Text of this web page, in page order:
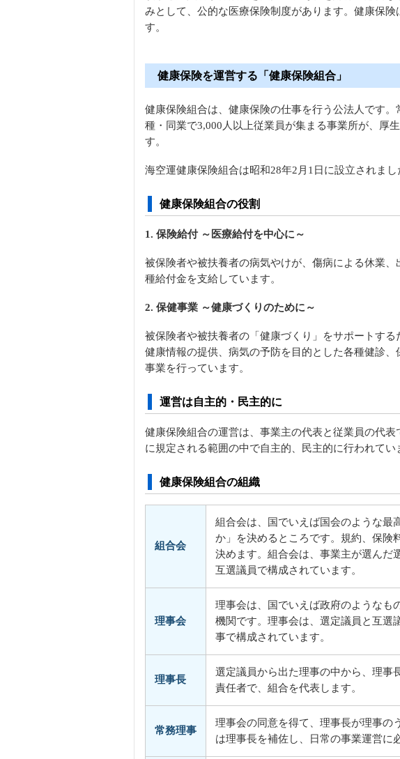
みとして、公的な医療保険制度があります。健康保
す。
健康保険を運営する「健康保険組合」
健康保険組合は、健康保険の仕事を行う公法人です
種・同業で3,000人以上従業員が集まる事業所が、厚
す。
海空運健康保険組合は昭和28年2月1日に設立されまし
健康保険組合の役割
1. 保険給付 ～医療給付を中心に～
被保険者や被扶養者の病気やけが、傷病による休業
種給付金を支給しています。
2. 保健事業 ～健康づくりのために～
被保険者や被扶養者の「健康づくり」をサポートする
健康情報の提供、病気の予防を目的とした各種健診
事業を行っています。
運営は自主的・民主的に
健康保険組合の運営は、事業主の代表と従業員の代
に規定される範囲の中で自主的、民主的に行われてい
健康保険組合の組織
組合会
組合会は、国でいえば国会のような最
か」を決めるところです。規約、保険
決めます。組合会は、事業主が選んだ
互選議員で構成されています。
理事会
理事会は、国でいえば政府のようなも
機関です。理事会は、選定議員と互選
事で構成されています。
理事長
選定議員から出た理事の中から、理事
責任者で、組合を代表します。
常務理事
理事会の同意を得て、理事長が理事の
は理事長を補佐し、日常の事業運営に